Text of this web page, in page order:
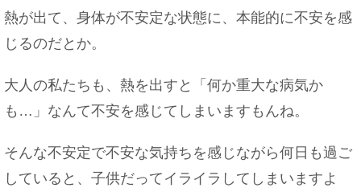
熱が出て、身体が不安定な状態に、本能的に不安を感
じるのだとか。
大人の私たちも、熱を出すと「何か重大な病気か
も…」なんて不安を感じてしまいますもんね。
そんな不安定で不安な気持ちを感じながら何日も過ご
していると、子供だってイライラしてしまいますよ